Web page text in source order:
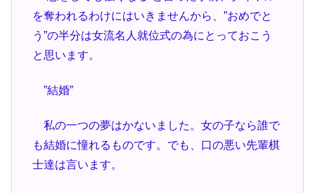
を奪われるわけにはいきませんから、”おめでと
う”の半分は女流名人就位式の為にとっておこう
と思います。
”結婚”
私の一つの夢はかないました。女の子なら誰で
も結婚に憧れるものです。でも、口の悪い先輩棋
士達は言います。